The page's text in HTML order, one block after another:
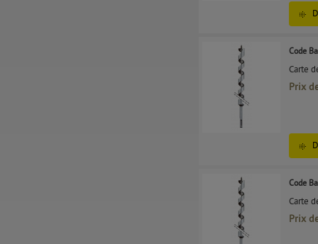
Code
Carte
Prix
Code
Carte
Prix